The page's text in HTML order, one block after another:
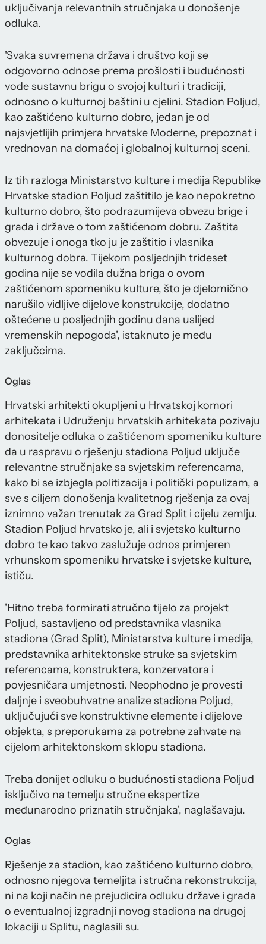
uključivanja relevantnih stručnjaka u donošenje
odluka.
'Svaka suvremena država i društvo koji se
odgovorno odnose prema prošlosti i budućnosti
vode sustavnu brigu o svojoj kulturi i tradiciji,
odnosno o kulturnoj baštini u cjelini. Stadion Poljud,
kao zaštićeno kulturno dobro, jedan je od
najsvjetlijih primjera hrvatske Moderne, prepoznat i
vrednovan na domaćoj i globalnoj kulturnoj sceni.
Iz tih razloga Ministarstvo kulture i medija Republike
Hrvatske stadion Poljud zaštitilo je kao nepokretno
kulturno dobro, što podrazumijeva obvezu brige i
grada i države o tom zaštićenom dobru. Zaštita
obvezuje i onoga tko ju je zaštitio i vlasnika
kulturnog dobra. Tijekom posljednjih trideset
godina nije se vodila dužna briga o ovom
zaštićenom spomeniku kulture, što je djelomično
narušilo vidljive dijelove konstrukcije, dodatno
oštećene u posljednjih godinu dana uslijed
vremenskih nepogoda', istaknuto je među
zaključcima.
Oglas
Hrvatski arhitekti okupljeni u Hrvatskoj komori
arhitekata i Udruženju hrvatskih arhitekata pozivaju
donositelje odluka o zaštićenom spomeniku kulture
da u raspravu o rješenju stadiona Poljud uključe
relevantne stručnjake sa svjetskim referencama,
kako bi se izbjegla politizacija i politički populizam, a
sve s ciljem donošenja kvalitetnog rješenja za ovaj
iznimno važan trenutak za Grad Split i cijelu zemlju.
Stadion Poljud hrvatsko je, ali i svjetsko kulturno
dobro te kao takvo zaslužuje odnos primjeren
vrhunskom spomeniku hrvatske i svjetske kulture,
ističu.
'Hitno treba formirati stručno tijelo za projekt
Poljud, sastavljeno od predstavnika vlasnika
stadiona (Grad Split), Ministarstva kulture i medija,
predstavnika arhitektonske struke sa svjetskim
referencama, konstruktera, konzervatora i
povjesničara umjetnosti. Neophodno je provesti
daljnje i sveobuhvatne analize stadiona Poljud,
uključujući sve konstruktivne elemente i dijelove
objekta, s preporukama za potrebne zahvate na
cijelom arhitektonskom sklopu stadiona.
Treba donijet odluku o budućnosti stadiona Poljud
isključivo na temelju stručne ekspertize
međunarodno priznatih stručnjaka', naglašavaju.
Oglas
Rješenje za stadion, kao zaštićeno kulturno dobro,
odnosno njegova temeljita i stručna rekonstrukcija,
ni na koji način ne prejudicira odluku države i grada
o eventualnoj izgradnji novog stadiona na drugoj
lokaciji u Splitu, naglasili su.